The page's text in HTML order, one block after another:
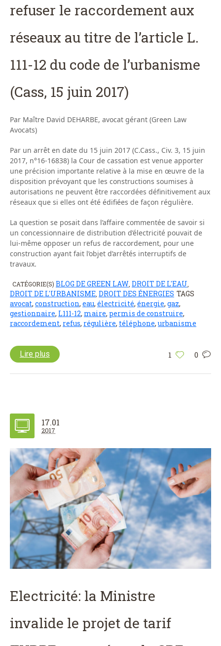
refuser le raccordement aux
réseaux au titre de l’article L.
111-12 du code de l’urbanisme
(Cass, 15 juin 2017)
Par Maître David DEHARBE, avocat gérant (Green Law
Avocats)
Par un arrêt en date du 15 juin 2017 (C.Cass., Civ. 3, 15 juin
2017, n°16-16838) la Cour de cassation est venue apporter
une précision importante relative à la mise en œuvre de la
disposition prévoyant que les constructions soumises à
autorisations ne peuvent être raccordées définitivement aux
réseaux que si elles ont été édifiées de façon régulière.
La question se posait dans l’affaire commentée de savoir si
un concessionnaire de distribution d’électricité pouvait de
lui-même opposer un refus de raccordement, pour une
construction ayant fait l’objet d’arrêtés interruptifs de
travaux.
CATÉGORIE(S) BLOG DE GREEN LAW DROIT DE L'EAU
DROIT DE L'URBANISME DROIT DES ÉNERGIES TAGS
avocat, construction, eau, électricité, énergie, gaz,
gestionnaire, L111-12, maire, permis de construire,
raccordement, refus, régulière, téléphone,urbanisme
1 0
Lire plus
17.01
2017
Electricité: la Ministre
invalide le projet de tarif